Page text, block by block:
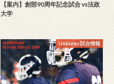
【案内】創部90周年記念試合 vs法政
大学
Unicorns 試合情報